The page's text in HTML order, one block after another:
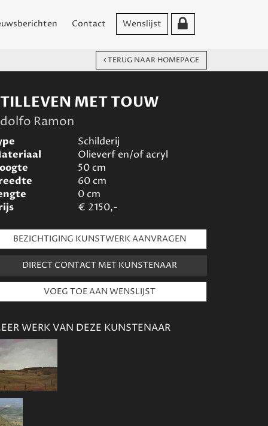
Contact Wenslijst
TERUG NAAR HOMEPAGE
MET TOUW
Ramon
Schilderij
Olieverf en/of acryl
50cm
60cm
0cm
€ 2150,-
BEZICHTIGING KUNSTWERK AANVRAGEN
DIRECT CONTACT MET KUNSTENAAR
WERK VAN DEZE KUNSTENAAR